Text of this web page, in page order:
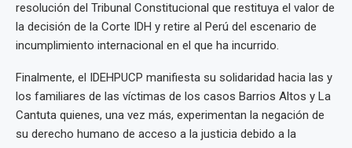
resolución del Tribunal Constitucional que restituya el valor de
la decisión de la Corte IDH y retire al Perú del escenario de
incumplimiento internacional en el que ha incurrido.
Finalmente, el IDEHPUCP manifiesta su solidaridad hacia las y
los familiares de las víctimas de los casos Barrios Altos y La
Cantuta quienes, una vez más, experimentan la negación de
su derecho humano de acceso a la justicia debido a la